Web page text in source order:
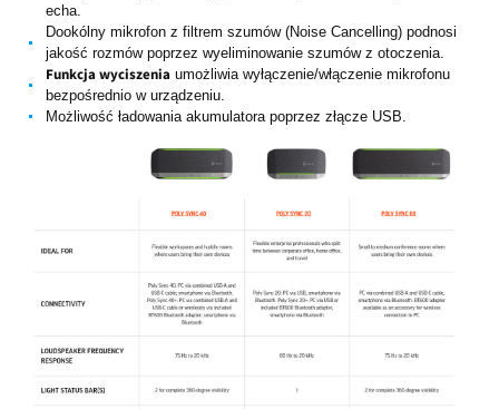
echa.
Dookólny mikrofon z filtrem szumów (Noise Cancelling) podnosi
jakość rozmów poprzez wyeliminowanie szumów z otoczenia.
Funkcja wyciszenia umożliwia wyłączenie/włączenie mikrofonu
bezpośrednio w urządzeniu.
Możliwość ładowania akumulatora poprzez złącze USB.